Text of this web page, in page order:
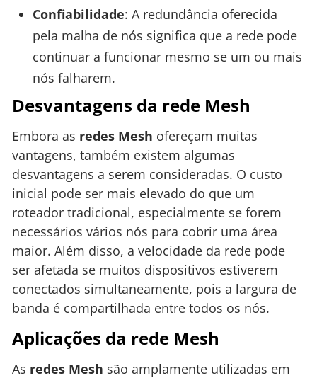
Confiabilidade: A redundância oferecida
pela malha de nós significa que a rede pode
continuar a funcionar mesmo se um ou mais
nós falharem.
Desvantagens da rede Mesh
Embora as redes Mesh ofereçam muitas
vantagens, também existem algumas
desvantagens a serem consideradas. O custo
inicial pode ser mais elevado do que um
roteador tradicional, especialmente se forem
necessários vários nós para cobrir uma área
maior. Além disso, a velocidade da rede pode
ser afetada se muitos dispositivos estiverem
conectados simultaneamente, pois a largura de
banda é compartilhada entre todos os nós.
Aplicações da rede Mesh
As redes Mesh são amplamente utilizadas em